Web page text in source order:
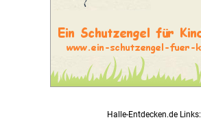
Halle-Entdecken.de Links: